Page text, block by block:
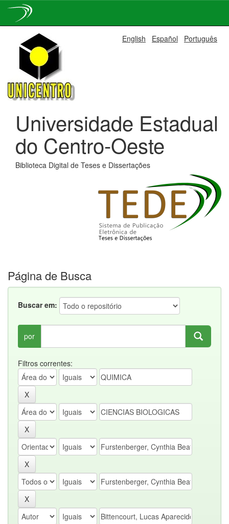
navigation
English Español Português
Universidade Estadual
do Centro-Oeste
Biblioteca Digital de Teses e Dissertações
Página de Busca
Buscar em:
por
Filtros correntes: